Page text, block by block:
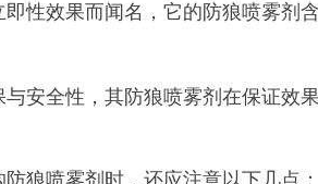
性效果而闻名，它的防狼喷雾
安全性，其防狼喷雾剂在保证效
狼喷雾剂时，还应注意以下几点：